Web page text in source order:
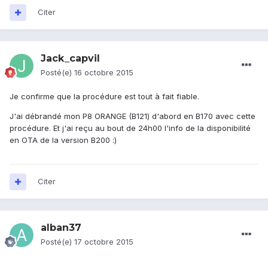
Citer
Jack_capvil
Posté(e) 16 octobre 2015
Je confirme que la procédure est tout à fait fiable.
J'ai débrandé mon P8 ORANGE (B121) d'abord en B170 avec cette
procédure. Et j'ai reçu au bout de 24h00 l'info de la disponibilité
en OTA de la version B200 :)
Citer
alban37
Posté(e) 17 octobre 2015